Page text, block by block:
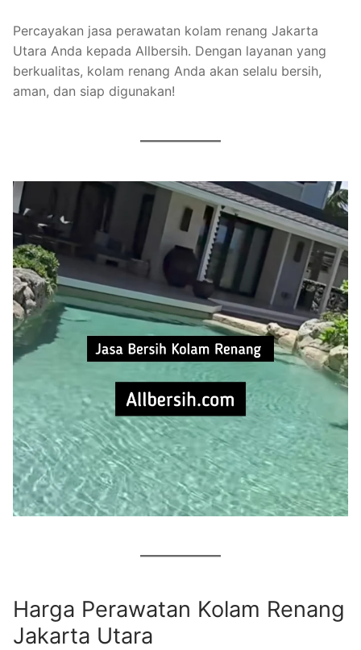
Percayakan jasa perawatan kolam renang Jakarta
Utara Anda kepada Allbersih. Dengan layanan yang
berkualitas, kolam renang Anda akan selalu bersih,
aman, dan siap digunakan!
Harga Perawatan Kolam Renang
Jakarta Utara